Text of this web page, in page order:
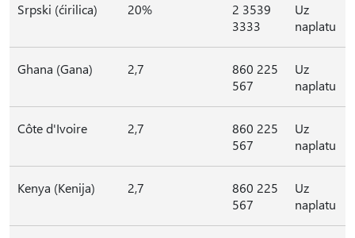
Srpski (ćirilica) 20%
2 3539
3333
Uz
naplatu
Ghana (Gana) 2,7
860 225
567
Uz
naplatu
Côte d'Ivoire 2,7
860 225
567
Uz
naplatu
Kenya (Kenija) 2,7
860 225
567
Uz
naplatu